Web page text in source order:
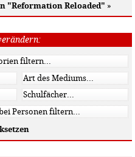
"Reformation Reloaded" »